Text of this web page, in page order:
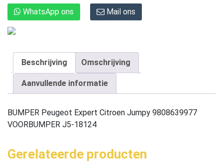
WhatsApp ons Mail ons
Beschrijving Omschrijving
Aanvullende informatie
BUMPER Peugeot Expert Citroen Jumpy 9808639977
VOORBUMPER J5-18124
Gerelateerde producten